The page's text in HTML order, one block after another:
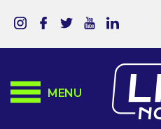
MENU